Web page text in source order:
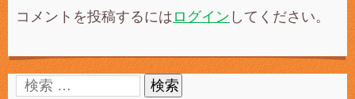
コメントを投稿するには ログイン してください。